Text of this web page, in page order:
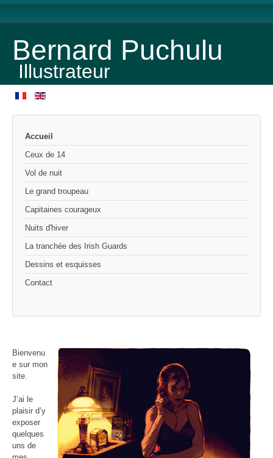
Bernard Puchulu
Illustrateur
Accueil
Ceux de 14
Vol de nuit
Le grand troupeau
Capitaines courageux
Nuits d'hiver
La tranchée des Irish Guards
Dessins et esquisses
Contact
Bienvenu
e sur mon
site.
J’ai le
plaisir d’y
exposer
quelques
uns de